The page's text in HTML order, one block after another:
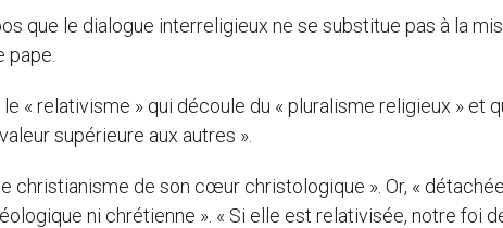
que le dialogue interreligieux ne se substitue pas à la
pape.
« relativisme » qui découle du « pluralisme religieux » et
supérieure aux autres ».
christianisme de son cœur christologique ». Or, «
ni chrétienne ». « Si elle est relativisée, notre foi